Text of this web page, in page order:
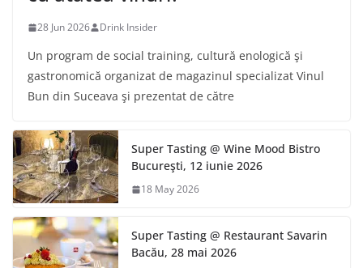
28 Jun 2026 Drink Insider
Un program de social training, cultură enologică şi
gastronomică organizat de magazinul specializat Vinul
Bun din Suceava şi prezentat de către
Super Tasting @ Wine Mood Bistro
Bucureşti, 12 iunie 2026
18 May 2026
Super Tasting @ Restaurant Savarin
Bacău, 28 mai 2026